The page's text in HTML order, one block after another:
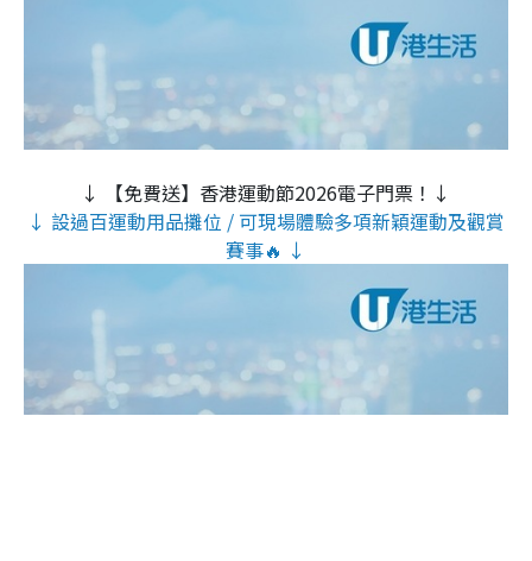
↓ 【免費送】香港運動節2026電子門票！↓
↓ 設過百運動用品攤位 / 可現場體驗多項新穎運動及觀賞
賽事🔥 ↓